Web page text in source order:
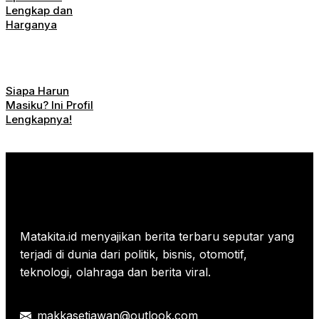
Lengkap dan
Harganya
Siapa Harun
Masiku? Ini Profil
Lengkapnya!
Matakita.id menyajikan berita terbaru seputar yang
terjadi di dunia dari politik, bisnis, otomotif,
teknologi, olahraga dan berita viral.
makkasetiawan@outlook.com